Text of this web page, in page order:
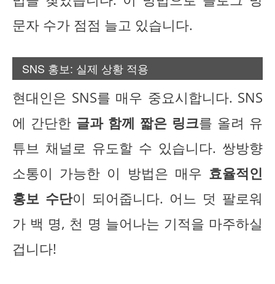
문자 수가 점점 늘고 있습니다.
SNS 홍보: 실제 상황 적용
현대인은 SNS를 매우 중요시합니다. SNS
에 간단한 글과 함께 짧은 링크를 올려 유
튜브 채널로 유도할 수 있습니다. 쌍방향
소통이 가능한 이 방법은 매우 효율적인
홍보 수단이 되어줍니다. 어느 덧 팔로워
가 백 명, 천 명 늘어나는 기적을 마주하실
겁니다!